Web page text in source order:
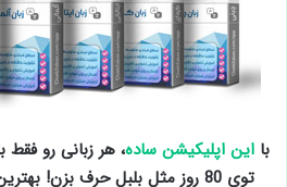
بااین اپلیکیشن ساده
توی 80 روز مثل بلبل حرف بزن!